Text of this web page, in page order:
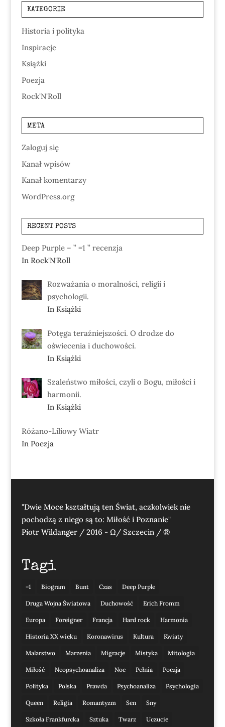
KATEGORIE
Historia i polityka
Inspiracje
Książki
Poezja
Rock'N'Roll
META
Zaloguj się
Kanał wpisów
Kanał komentarzy
WordPress.org
RECENT POSTS
Deep Purple – ” =1 ” recenzja
In Rock'N'Roll
Rozważania o moralności, religii i
psychologii.
In Książki
Potęga teraźniejszości. O drodze do
oświecenia i duchowości.
In Książki
Szaleństwo miłości, czyli o Bogu, miłości i
harmonii.
In Książki
Różano-Liliowy Wiatr
In Poezja
"Dwie Moce kształtują ten Świat, aczkolwiek nie
pochodzą z niego są to: Miłość i Poznanie"
Piotr Wildanger / 2016 - Ω/ Szczecin / ®
Tagi
=1 Biogram Bunt Czas Deep Purple
Druga Wojna Światowa Duchowość Erich Fromm
Europa Foreigner Francja Hard rock Harmonia
Historia XX wieku Koronawirus Kultura Kwiaty
Malarstwo Marzenia Migracje Mistyka Mitologia
Miłość Neopsychoanaliza Noc Pełnia Poezja
Polityka Polska Prawda Psychoanaliza Psychologia
Queen Religia Romantyzm Sen Sny
Szkoła Frankfurcka Sztuka Twarz Uczucie